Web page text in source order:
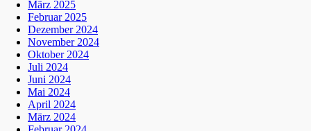
März 2025
Februar 2025
Dezember 2024
November 2024
Oktober 2024
Juli 2024
Juni 2024
Mai 2024
April 2024
März 2024